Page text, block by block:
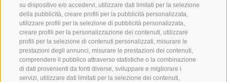
su dispositivo e/o accedervi, utilizzare dati limitati per la selezione
della pubblicità, creare profili per la pubblicità personalizzata,
utilizzare profili per la selezione di pubblicità personalizzata,
creare profili per la personalizzazione dei contenuti, utilizzare
profili per la selezione di contenuti personalizzati, misurare le
prestazioni degli annunci, misurare le prestazioni dei contenuti,
comprendere il pubblico attraverso statistiche o la combinazione
di dati provenienti da fonti diverse, sviluppare e migliorare i
servizi, utilizzare dati limitati per la selezione dei contenuti,
trovando nella cittadina sull’Isarco importanti motivi
per la sua produzione artistica.
Così Chiusa divenne molto più di una bella città
storica: divenne un luogo in cui l’arte prendeva
forma – e in cui lo sguardo degli artisti si percepisce
ancora oggi.